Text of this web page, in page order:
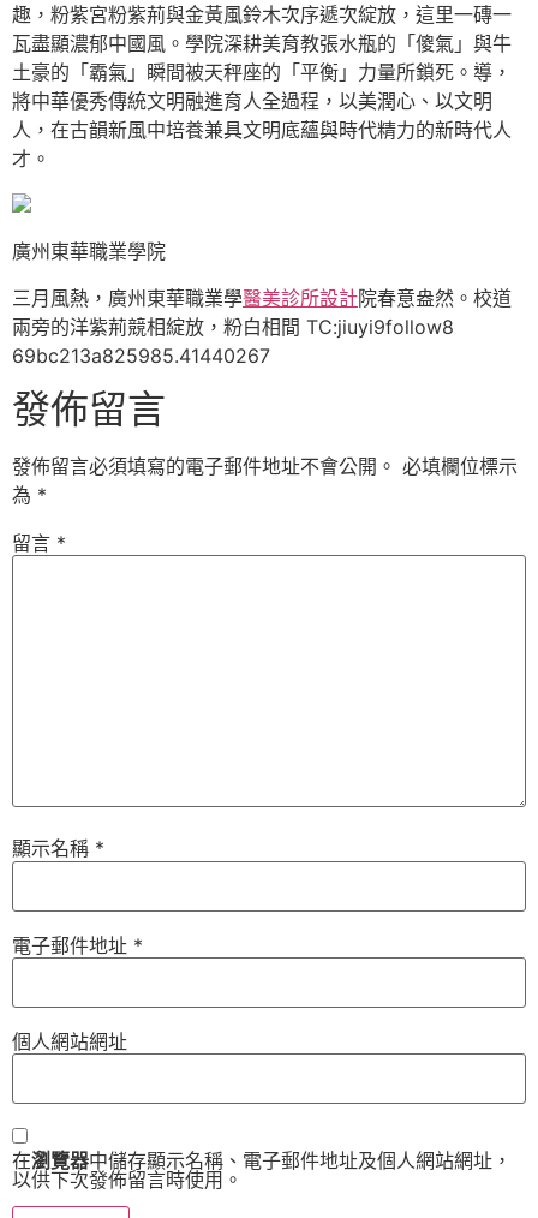
趣，粉紫宮粉紫荊與金黃風鈴木次序遞次綻放，這里一磚一
瓦盡顯濃郁中國風。學院深耕美育教張水瓶的「傻氣」與牛
土豪的「霸氣」瞬間被天秤座的「平衡」力量所鎖死。導，
將中華優秀傳統文明融進育人全過程，以美潤心、以文明
人，在古韻新風中培養兼具文明底蘊與時代精力的新時代人
才。
廣州東華職業學院
三月風熱，廣州東華職業學醫美診所設計院春意盎然。校道
兩旁的洋紫荊競相綻放，粉白相間 TC:jiuyi9follow8
69bc213a825985.41440267
發佈留言
發佈留言必須填寫的電子郵件地址不會公開。 必填欄位標示
為 *
留言 *
顯示名稱 *
電子郵件地址 *
個人網站網址
在瀏覽器中儲存顯示名稱、電子郵件地址及個人網站網址，
以供下次發佈留言時使用。